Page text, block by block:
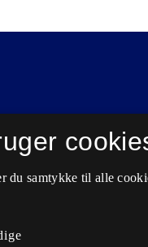
samtykke til alle